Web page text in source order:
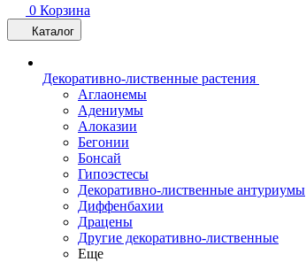
0 Корзина
Каталог
Декоративно-лиственные растения
Аглаонемы
Адениумы
Алоказии
Бегонии
Бонсай
Гипоэстесы
Декоративно-лиственные антуриумы
Диффенбахии
Драцены
Другие декоративно-лиственные
Еще